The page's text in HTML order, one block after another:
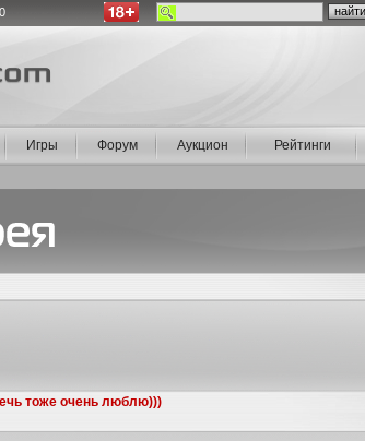
Игры Форум Аукцион Рейтинги
тоже очень люблю)))